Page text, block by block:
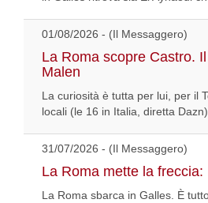
01/08/2026 - (Il Messaggero)
La Roma scopre Castro.
Malen
La curiosità è tutta per lui, per il
locali (le 16 in Italia, diretta
31/07/2026 - (Il Messaggero)
La Roma mette la freccia:
La Roma sbarca in Galles. È